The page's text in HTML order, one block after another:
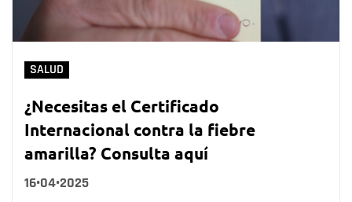
SALUD
¿Necesitas el Certificado
Internacional contra la fiebre
amarilla? Consulta aquí
16•04•2025